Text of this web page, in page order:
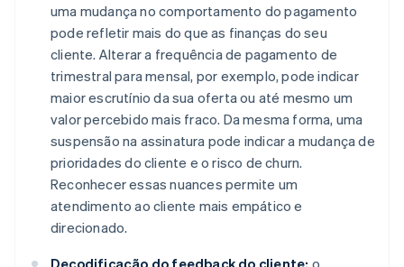
uma mudança no comportamento do pagamento
pode refletir mais do que as finanças do seu
cliente. Alterar a frequência de pagamento de
trimestral para mensal, por exemplo, pode indicar
maior escrutínio da sua oferta ou até mesmo um
valor percebido mais fraco. Da mesma forma, uma
suspensão na assinatura pode indicar a mudança de
prioridades do cliente e o risco de churn.
Reconhecer essas nuances permite um
atendimento ao cliente mais empático e
direcionado.